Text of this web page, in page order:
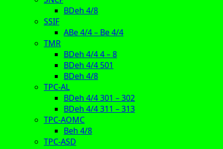
BDeh 4/8
SSIF
ABe 4/4 – Be 4/4
TMR
BDeh 4/4 4 – 8
BDeh 4/4 501
BDeh 4/8
TPC-AL
BDeh 4/4 301 – 302
BDeh 4/4 311 – 313
TPC-AOMC
Beh 4/8
TPC-ASD